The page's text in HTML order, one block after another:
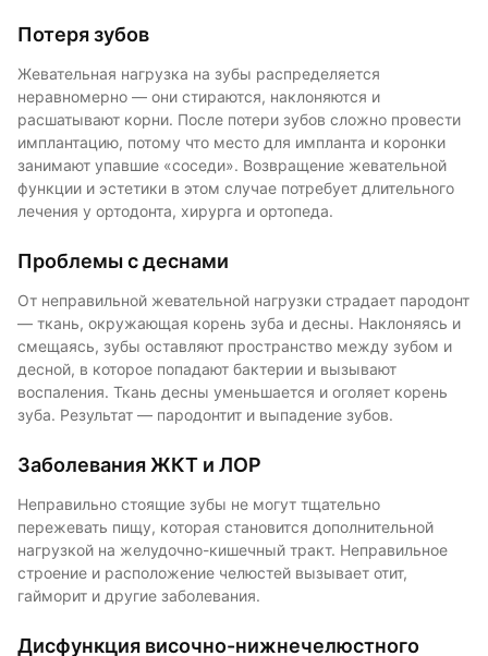
Потеря зубов
Жевательная нагрузка на зубы распределяется
неравномерно — они стираются, наклоняются и
расшатывают корни. После потери зубов сложно провести
имплантацию, потому что место для импланта и коронки
занимают упавшие «соседи». Возвращение жевательной
функции и эстетики в этом случае потребует длительного
лечения у ортодонта, хирурга и ортопеда.
Проблемы с деснами
От неправильной жевательной нагрузки страдает пародонт
— ткань, окружающая корень зуба и десны. Наклоняясь и
смещаясь, зубы оставляют пространство между зубом и
десной, в которое попадают бактерии и вызывают
воспаления. Ткань десны уменьшается и оголяет корень
зуба. Результат — пародонтит и выпадение зубов.
Заболевания ЖКТ и ЛОР
Неправильно стоящие зубы не могут тщательно
пережевать пищу, которая становится дополнительной
нагрузкой на желудочно-кишечный тракт. Неправильное
строение и расположение челюстей вызывает отит,
гайморит и другие заболевания.
Дисфункция височно-нижнечелюстного